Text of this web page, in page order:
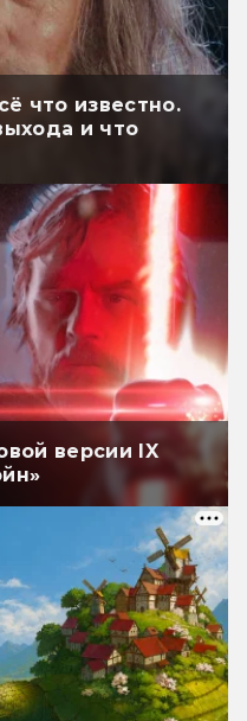
что известно.
и что
версии IX